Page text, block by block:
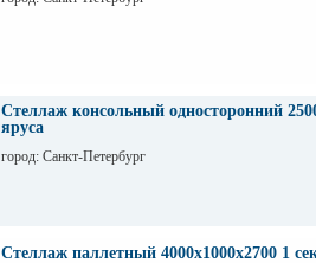
Стеллаж консольный односторонний
яруса
город: Санкт-Петербург
Стеллаж паллетный 4000х1000х2700 1